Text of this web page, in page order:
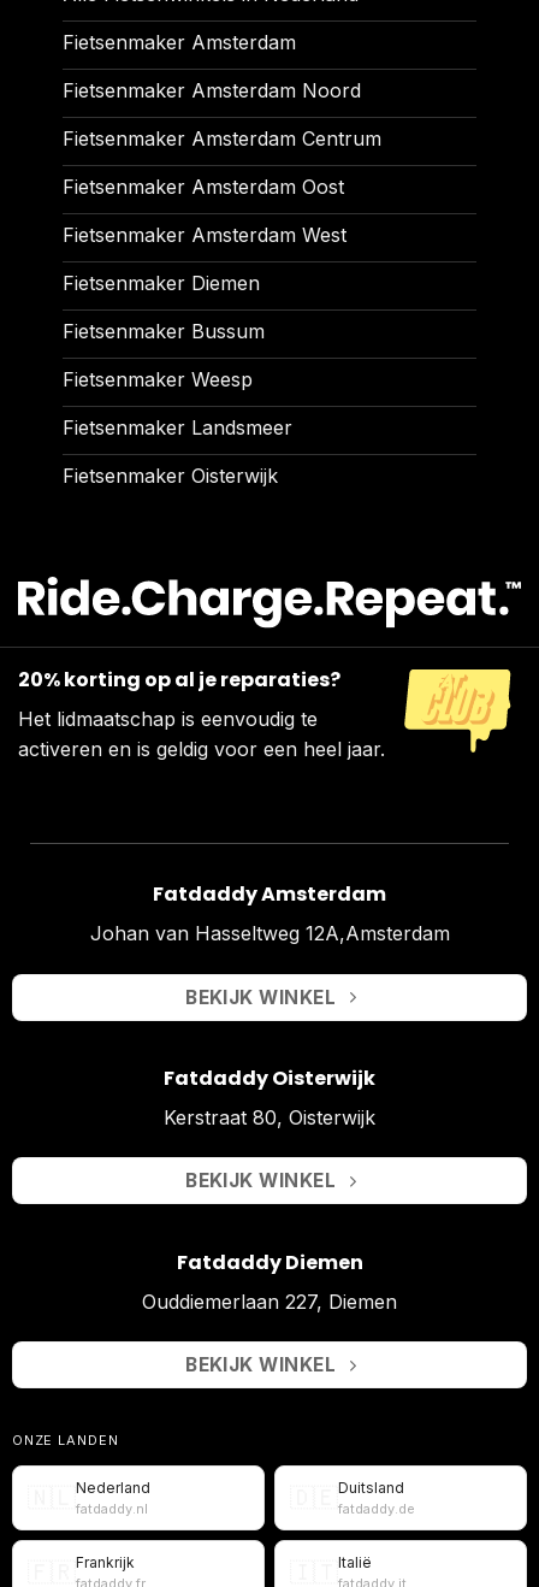
Fietsenmaker Amsterdam
Fietsenmaker Amsterdam Noord
Fietsenmaker Amsterdam Centrum
Fietsenmaker Amsterdam Oost
Fietsenmaker Amsterdam West
Fietsenmaker Diemen
Fietsenmaker Bussum
Fietsenmaker Weesp
Fietsenmaker Landsmeer
Fietsenmaker Oisterwijk
20% korting op al je reparaties?
Het lidmaatschap is eenvoudig te
activeren en is geldig voor een heel jaar.
Fatdaddy Amsterdam
Johan van Hasseltweg 12A,Amsterdam
BEKIJK WINKEL
Fatdaddy Oisterwijk
Kerstraat 80, Oisterwijk
BEKIJK WINKEL
Fatdaddy Diemen
Ouddiemerlaan 227, Diemen
BEKIJK WINKEL
ONZE LANDEN
Nederland
fatdaddy.nl
Duitsland
fatdaddy.de
Frankrijk Italië